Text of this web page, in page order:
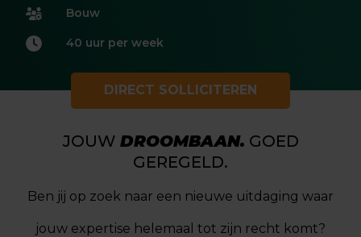
DIRECT SOLLICITEREN
Bouw
40 uur per week
JOUW DROOMBAAN. GOED
GEREGELD.
Ben jij op zoek naar een nieuwe uitdaging waar
jouw expertise helemaal tot zijn recht komt?